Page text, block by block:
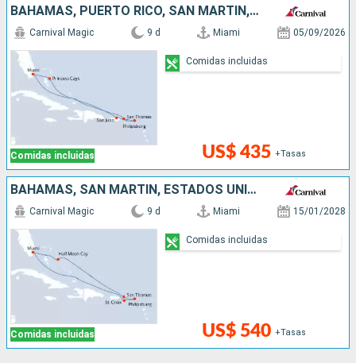
BAHAMAS, PUERTO RICO, SAN MARTÍN, ESTADOS UNIDOS
Comidas incluidas
Carnival Magic 9 d Miami 05/09/2026
US$ 435 +Tasas
Comidas incluidas
BAHAMAS, SAN MARTÍN, ESTADOS UNIDOS
Comidas incluidas
Carnival Magic 9 d Miami 15/01/2028
US$ 540 +Tasas
Comidas incluidas